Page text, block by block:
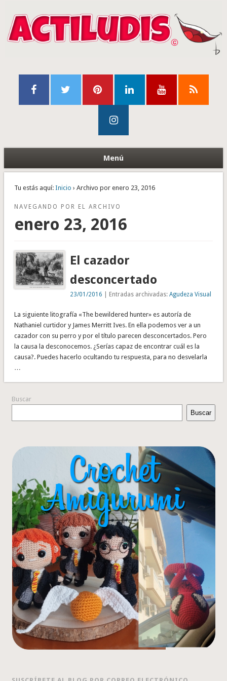
Menú
Tu estás aquí: Inicio › Archivo por enero 23, 2016
NAVEGANDO POR EL ARCHIVO
enero 23, 2016
El cazador
desconcertado
23/01/2016 | Entradas archivadas:Agudeza Visual
La siguiente litografía «The bewildered hunter» es autoría de
Nathaniel curtidor y James Merritt Ives. En ella podemos ver a un
cazador con su perro y por el título parecen desconcertados. Pero
la causa la desconocemos. ¿Serías capaz de encontrar cuál es la
causa?. Puedes hacerlo ocultando tu respuesta, para no desvelarla
…
Buscar
Buscar